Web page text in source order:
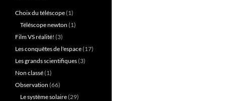
Choix du téléscope(1)
Téléscope newton (1)
Film VS réalité! (3)
Les conquêtes de l'espace(17)
Les grands scientifiques(3)
Non classé(1)
Observation (66)
Le système solaire(29)